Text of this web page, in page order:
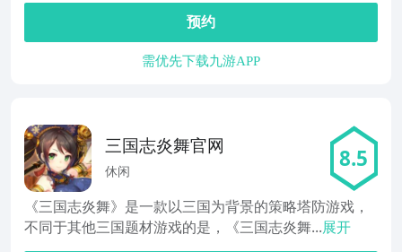
预约
需优先下载九游APP
三国志炎舞官网
休闲 8.5
《三国志炎舞》是一款以三国为背景的策略塔防游戏，
不同于其他三国题材游戏的是，《三国志炎舞...展开